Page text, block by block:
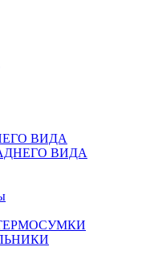
ВИДА
ВИДА
ТЕРМОСУМКИ